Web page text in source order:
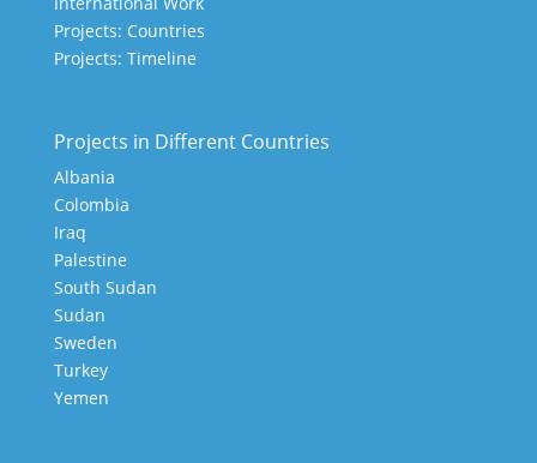
Projects: Countries
Projects: Timeline
Projects in Different Countries
Albania
Colombia
Iraq
Palestine
South Sudan
Sudan
Sweden
Turkey
Yemen